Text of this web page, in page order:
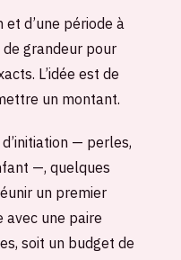
et d’une période à
de grandeur pour
L’idée est de
un montant.
— perles,
—, quelques
un premier
avec une paire
soit un budget de